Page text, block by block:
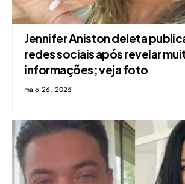
Jennifer Aniston deleta
redes sociais após revelar
informações; veja foto
maio 26, 2025